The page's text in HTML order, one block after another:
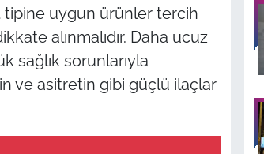
uygun ürünler tercih
alınmalıdır. Daha ucuz
sağlık sorunlarıyla
ve asitretin gibi güçlü ilaçlar